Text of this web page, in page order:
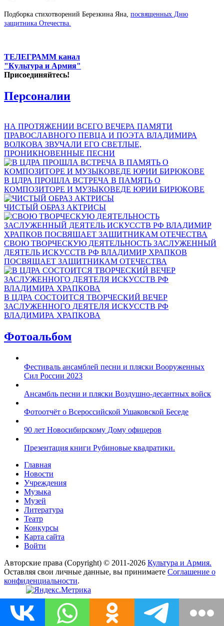
Подборка стихотворений Березкина Яна, посвященных Дню
защитника Отечества.
ТЕЛЕГРАММ канал
"Культура и Армия"
Присоединяйтесь!
Персоналии
НА ПРОТЯЖЕНИИ ВСЕГО ВЕЧЕРА ПАМЯТИ
ПРАВОСЛАВНОГО ПЕВЦА И ПОЭТА ВЛАДИМИРА
ВОЛКОВА ЗВУЧАЛИ ЕГО СВЕТЛЫЕ,
ПРОНИКНОВЕННЫЕ ПЕСНИ
В ЦДРА ПРОШЛА ВСТРЕЧА В ПАМЯТЬ О
КОМПОЗИТОРЕ И МУЗЫКОВЕДЕ ЮРИИ БИРЮКОВЕ
ЧИСТЫЙ ОБРАЗ АКТРИСЫ
СВОЮ ТВОРЧЕСКУЮ ДЕЯТЕЛЬНОСТЬ ЗАСЛУЖЕННЫЙ
ДЕЯТЕЛЬ ИСКУССТВ РФ ВЛАДИМИР ХРАПКОВ
ПОСВЯЩАЕТ ЗАЩИТНИКАМ ОТЕЧЕСТВА
В ЦДРА СОСТОИТСЯ ТВОРЧЕСКИЙ ВЕЧЕР
ЗАСЛУЖЕННОГО ДЕЯТЕЛЯ ИСКУССТВ РФ
ВЛАДИМИРА ХРАПКОВА
Фотоальбом
Фестиваль ансамблей песни и пляски Вооруженных
Сил России 2023
Ансамбль песни и пляски Воздушно-десантных войск
Фотоотчёт о Всероссийской Ушаковской Беседе
90 лет Новосибирскому Дому офицеров
Презентация книги Рубиновые квадратики.
Главная
Новости
Учреждения
Музыка
Музей
Литература
Театр
Конкурсы
Карта сайта
Войти
Авторские права (Copyright) © 2011-2026 Культура и Армия.
Оставляя свои личные данные, вы принимаете Соглашение о
конфиденциальности.